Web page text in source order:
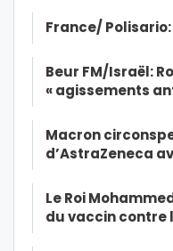
France/
Beur FM/Israël:
« agissements
Macron
d’AstraZeneca
Le Roi
du vaccin contre